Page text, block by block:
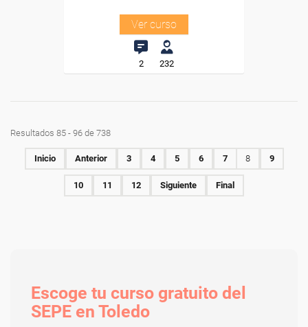
Ver curso
2 232
Resultados 85 - 96 de 738
Inicio Anterior 3 4 5 6 7 8 9
10 11 12 Siguiente Final
Escoge tu curso gratuito del
SEPE en Toledo